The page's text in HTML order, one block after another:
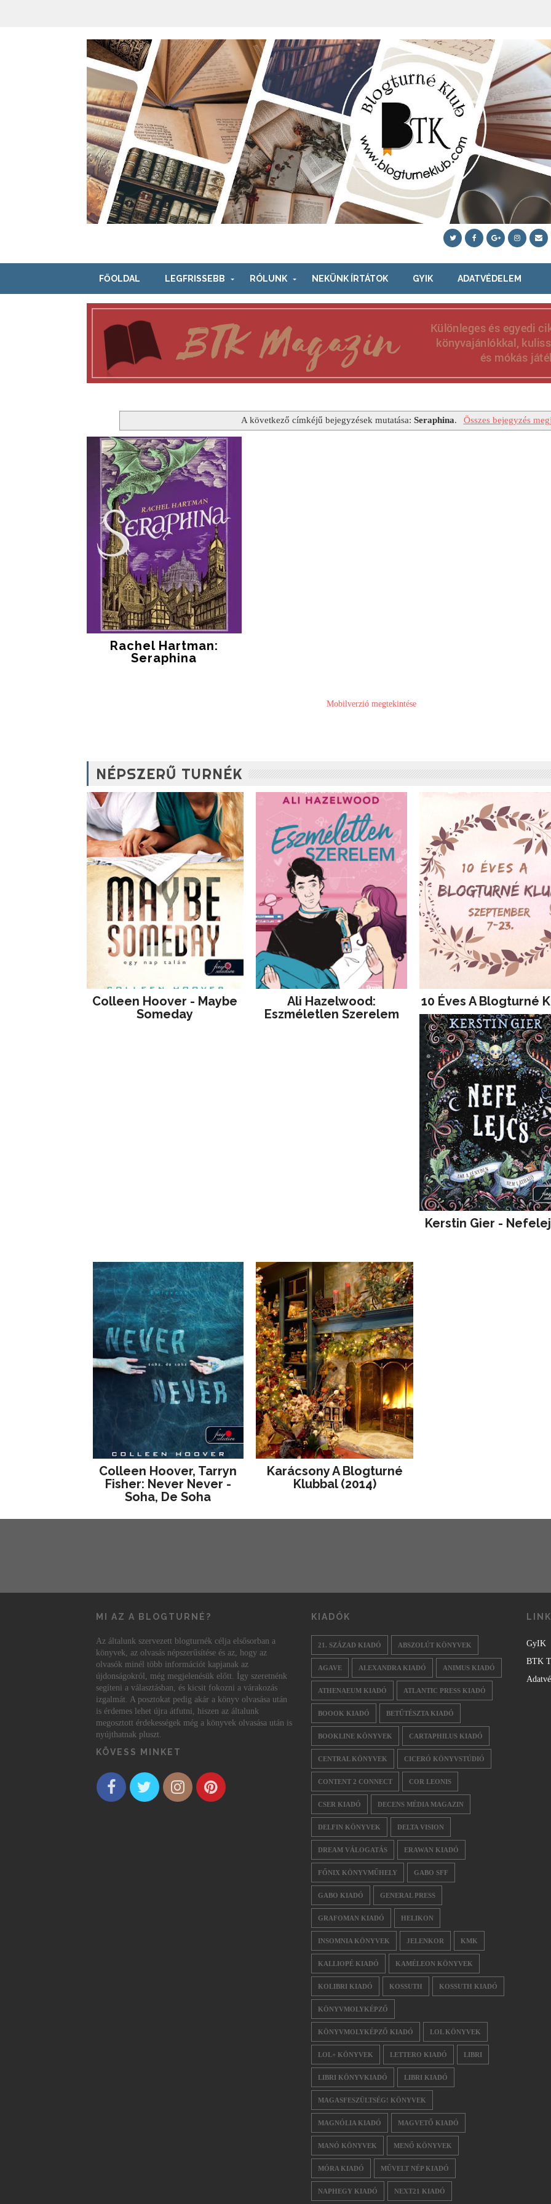
FŐOLDAL LEGFRISSEBB RÓLUNK NEKÜNK ÍRTÁTOK GYIK ADATVÉDELEM
A következő címkéjű bejegyzések mutatása:Seraphina. Összes bejegyzés
Rachel Hartman:
Seraphina
Mobilverzió megtekintése
NÉPSZERŰ TURNÉK
Colleen Hoover - Maybe
Someday
Ali Hazelwood:
Eszméletlen Szerelem
10 Éves A Blogturné
Kerstin Gier -
Colleen Hoover, Tarryn
Fisher: Never Never -
Soha, De Soha
Karácsony A Blogturné
Klubbal (2014)
MI AZ A BLOGTURNÉ?
Az általunk szervezett blogturnék célja elsősorban a
könyvek, az olvasás népszerűsítése és az, hogy az
olvasók minél több információt kapjanak az
újdonságokról, még megjelenésük előtt. Így szeretnénk
segíteni a választásban, és kicsit fokozni a várakozás
izgalmát. A posztokat pedig akár a könyv olvasása után
is érdemes lehet újra átfutni, hiszen az általunk
megosztott érdekességek még a könyvek olvasása után is
nyújthatnak pluszt.
KÖVESS MINKET
KIADÓK
21. SZÁZAD KIADÓ ABSZOLÚT KÖNYVEK
AGAVE ALEXANDRA KIADÓ ANIMUS KIADÓ
ATHENAEUM KIADÓ ATLANTIC PRESS KIADÓ
BOOOK KIADÓ BETŰTÉSZTA KIADÓ
BOOKLINE KÖNYVEK CARTAPHILUS KIADÓ
CENTRAL KÖNYVEK CICERÓ KÖNYVSTÚDIÓ
CONTENT 2 CONNECT COR LEONIS
CSER KIADÓ DECENS MÉDIA MAGAZIN
DELFIN KÖNYVEK DELTA VISION
DREAM VÁLOGATÁS ERAWAN KIADÓ
FŐNIX KÖNYVMŰHELY GABO SFF
GABO KIADÓ GENERAL PRESS
GRAFOMAN KIADÓ HELIKON
INSOMNIA KÖNYVEK JELENKOR KMK
KALLIOPÉ KIADÓ KAMÉLEON KÖNYVEK
KOLIBRI KIADÓ KOSSUTH KOSSUTH KIADÓ
KÖNYVMOLYKÉPZŐ
KÖNYVMOLYKÉPZŐ KIADÓ LOL KÖNYVEK
LOL+ KÖNYVEK LETTERO KIADÓ LIBRI
LIBRI KÖNYVKIADÓ LIBRI KIADÓ
MAGASFESZÜLTSÉG! KÖNYVEK
MAGNÓLIA KIADÓ MAGVETŐ KIADÓ
MANÓ KÖNYVEK MENŐ KÖNYVEK
MÓRA KIADÓ MŰVELT NÉP KIADÓ
NAPHEGY KIADÓ NEXT21 KIADÓ
GyIK
BTK